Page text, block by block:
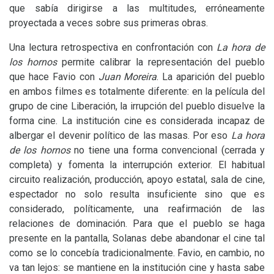
que sabía dirigirse a las multitudes, erróneamente
proyectada a veces sobre sus primeras obras.
Una lectura retrospectiva en confrontación con La hora de
los hornos permite calibrar la representación del pueblo
que hace Favio con Juan Moreira. La aparición del pueblo
en ambos filmes es totalmente diferente: en la película del
grupo de cine Liberación, la irrupción del pueblo disuelve la
forma cine. La institución cine es considerada incapaz de
albergar el devenir político de las masas. Por eso La hora
de los hornosno tiene una forma convencional (cerrada y
completa) y fomenta la interrupción exterior. El habitual
circuito realización, producción, apoyo estatal, sala de cine,
espectador no solo resulta insuficiente sino que es
considerado, políticamente, una reafirmación de las
relaciones de dominación. Para que el pueblo se haga
presente en la pantalla, Solanas debe abandonar el cine tal
como se lo concebía tradicionalmente. Favio, en cambio, no
va tan lejos: se mantiene en la institución cine y hasta sabe